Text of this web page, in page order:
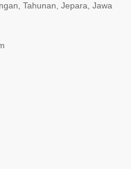
Tahunan, Jepara, Jawa